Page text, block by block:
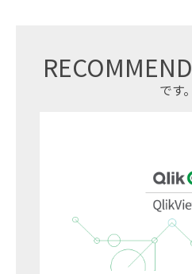
RECOMMEND
です。